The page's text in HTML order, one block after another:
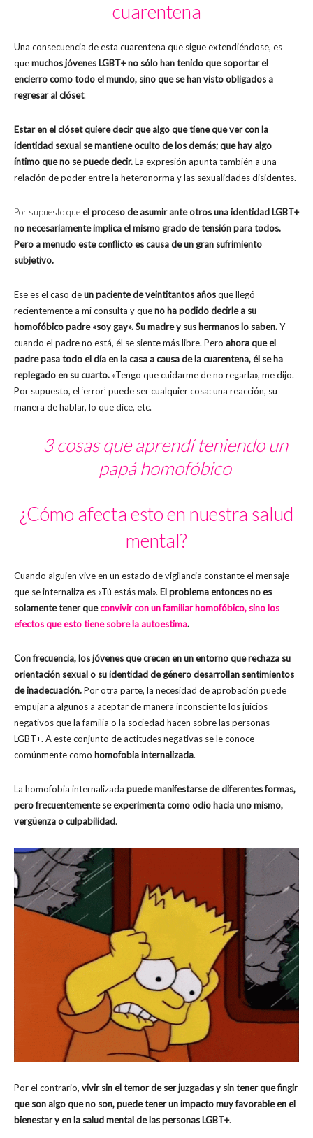
cuarentena
Una consecuencia de esta cuarentena que sigue extendiéndose, es
quemuchos jóvenes LGBT+ no sólo han tenido que soportar el
encierro como todo el mundo, sino que se han visto obligados a
regresar al clóset.
Estar en el clóset quiere decir que algo que tiene que ver con la
identidad sexual se mantiene oculto de los demás; que hay algo
íntimo que no se puede decir.La expresión apunta también a una
relación de poder entre la heteronorma y las sexualidades disidentes.
Por supuesto queel proceso de asumir ante otros una identidad LGBT+
no necesariamente implica el mismo grado de tensión para todos.
Pero a menudo este conflicto es causa de un gran sufrimiento
subjetivo.
Ese es el caso deun paciente de veintitantos añosque llegó
recientemente a mi consulta y queno ha podido decirle a su
homofóbico padre «soy gay». Su madre y sus hermanos lo saben.Y
cuando el padre no está, él se siente más libre. Pero ahora que el
padre pasa todo el día en la casa a causa de la cuarentena, él se ha
replegado en su cuarto. «Tengo que cuidarme de no regarla», me dijo.
Por supuesto, el ‘error’ puede ser cualquier cosa: una reacción, su
manera de hablar, lo que dice, etc.
3 cosas que aprendí teniendo un
papá homofóbico
¿Cómo afecta esto en nuestra salud
mental?
Cuando alguien vive en un estado de vigilancia constante el mensaje
que se internaliza es «Tú estás mal». El problema entonces no es
solamente tener queconvivir con un familiar homofóbico, sino los
efectos que esto tiene sobre la autoestima.
Con frecuencia, los jóvenes que crecen en un entorno que rechaza su
orientación sexual o su identidad de género desarrollan sentimientos
de inadecuación.Por otra parte, la necesidad de aprobación puede
empujar a algunos a aceptar de manera inconsciente los juicios
negativos que la familia o la sociedad hacen sobre las personas
LGBT+. A este conjunto de actitudes negativas se le conoce
comúnmente como homofobia internalizada.
La homofobia internalizada puede manifestarse de diferentes formas,
pero frecuentemente se experimenta como odio hacia uno mismo,
vergüenza o culpabilidad.
Por el contrario, vivir sin el temor de ser juzgadas y sin tener que fingir
que son algo que no son, puede tener un impacto muy favorable en el
bienestar y en la salud mental de las personas LGBT+.